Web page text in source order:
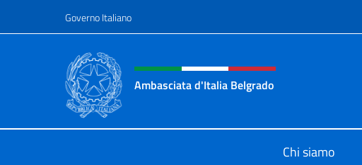
Governo Italiano
Intestazione sito, social e menù
Ambasciata d'Italia Belgrado
Chi siamo